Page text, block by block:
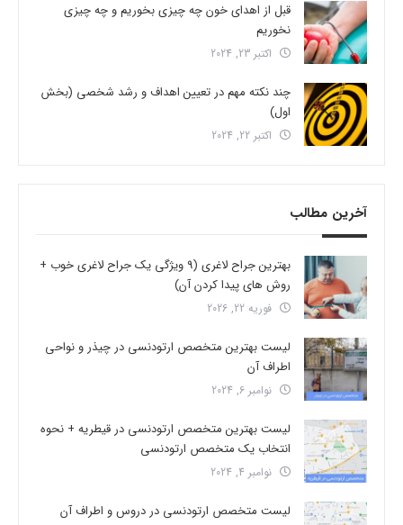
قبل از اهدای خون چه چیزی بخوریم و چه چیزی
نخوریم
اکتبر 23, 2024
چند نکته مهم در تعیین اهداف و رشد شخصی (بخش
اول)
اکتبر 22, 2024
آخرین مطالب
بهترین جراح لاغری (9 ویژگی یک جراح لاغری خوب +
روش های پیدا کردن آن)
فوریه 22, 2026
لیست بهترین متخصص ارتودنسی در چیذر و نواحی
اطراف آن
نوامبر 6, 2024
لیست بهترین متخصص ارتودنسی در قیطریه + نحوه
انتخاب یک متخصص ارتودنسی
نوامبر 4, 2024
لیست متخصص ارتودنسی در دروس و اطراف آن